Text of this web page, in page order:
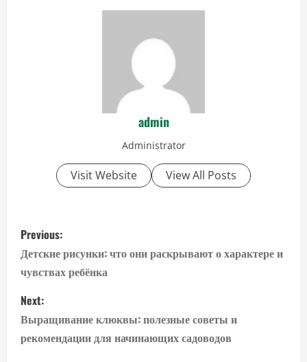
admin
Administrator
Visit Website View All Posts
P
o
s
t
n
Previous:
Детские рисунки: что они раскрывают о характере и
чувствах ребёнка
Next:
Выращивание клюквы: полезные советы и
рекомендации для начинающих садоводов